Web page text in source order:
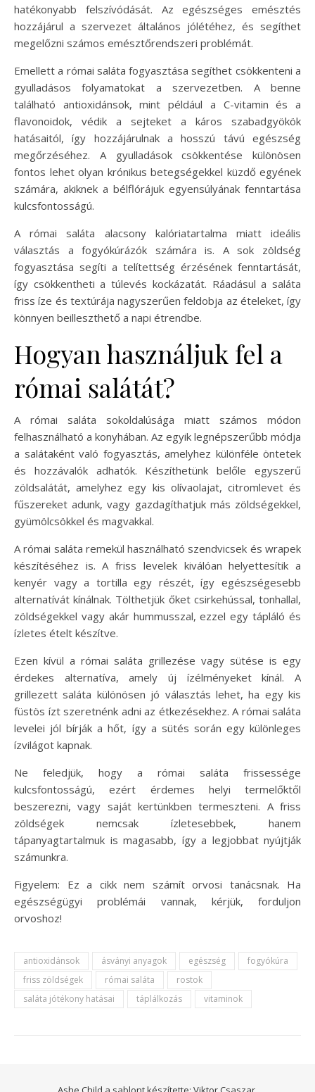
hatékonyabb felszívódását. Az egészséges emésztés
hozzájárul a szervezet általános jólétéhez, és segíthet
megelőzni számos emésztőrendszeri problémát.
Emellett a római saláta fogyasztása segíthet csökkenteni a
gyulladásos folyamatokat a szervezetben. A benne
található antioxidánsok, mint például a C-vitamin és a
flavonoidok, védik a sejteket a káros szabadgyökök
hatásaitól, így hozzájárulnak a hosszú távú egészség
megőrzéséhez. A gyulladások csökkentése különösen
fontos lehet olyan krónikus betegségekkel küzdő egyének
számára, akiknek a bélflórájuk egyensúlyának fenntartása
kulcsfontosságú.
A római saláta alacsony kalóriatartalma miatt ideális
választás a fogyókúrázók számára is. A sok zöldség
fogyasztása segíti a telítettség érzésének fenntartását,
így csökkentheti a túlevés kockázatát. Ráadásul a saláta
friss íze és textúrája nagyszerűen feldobja az ételeket, így
könnyen beilleszthető a napi étrendbe.
Hogyan használjuk fel a
római salátát?
A római saláta sokoldalúsága miatt számos módon
felhasználható a konyhában. Az egyik legnépszerűbb módja
a salátaként való fogyasztás, amelyhez különféle öntetek
és hozzávalók adhatók. Készíthetünk belőle egyszerű
zöldsalátát, amelyhez egy kis olívaolajat, citromlevet és
fűszereket adunk, vagy gazdagíthatjuk más zöldségekkel,
gyümölcsökkel és magvakkal.
A római saláta remekül használható szendvicsek és wrapek
készítéséhez is. A friss levelek kiválóan helyettesítik a
kenyér vagy a tortilla egy részét, így egészségesebb
alternatívát kínálnak. Tölthetjük őket csirkehússal, tonhallal,
zöldségekkel vagy akár hummusszal, ezzel egy tápláló és
ízletes ételt készítve.
Ezen kívül a római saláta grillezése vagy sütése is egy
érdekes alternatíva, amely új ízélményeket kínál. A
grillezett saláta különösen jó választás lehet, ha egy kis
füstös ízt szeretnénk adni az étkezésekhez. A római saláta
levelei jól bírják a hőt, így a sütés során egy különleges
ízvilágot kapnak.
Ne feledjük, hogy a római saláta frissessége
kulcsfontosságú, ezért érdemes helyi termelőktől
beszerezni, vagy saját kertünkben termeszteni. A friss
zöldségek nemcsak ízletesebbek, hanem
tápanyagtartalmuk is magasabb, így a legjobbat nyújtják
számunkra.
Figyelem: Ez a cikk nem számít orvosi tanácsnak. Ha
egészségügyi problémái vannak, kérjük, forduljon
orvoshoz!
antioxidánsok ásványi anyagok egészség
fogyókúra
friss zöldségek
római saláta
rostok
saláta jótékony hatásai
táplálkozás vitaminok